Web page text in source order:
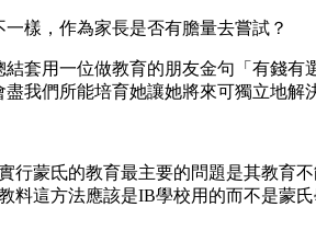
樣，作為家長是否有膽量去嘗試？
套用一位做教育的朋友金句「有錢
我們所能培育她讓她將來可獨立地解
行蒙氐的教育最主要的問題是其教育
這方法應該是IB學校用的而不是蒙氏